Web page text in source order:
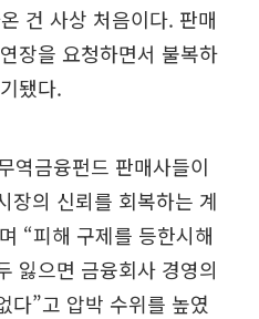
건 사상 처음이다. 판매
장을 요청하면서 불복하
됐다.
역금융펀드 판매사들이
장의 신뢰를 회복하는 계
“피해 구제를 등한시해
잃으면 금융회사 경영의
다”고 압박 수위를 높였